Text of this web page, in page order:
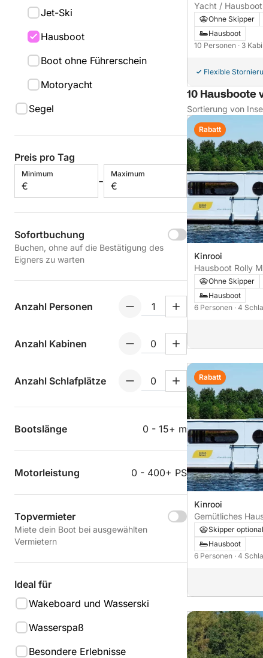
Jet-Ski
Hausboot
Boot ohne Führerschein
Motoryacht
Segel
Preis pro Tag
Minimum
€ -
Maximum
€
Sofortbuchung
Buchen, ohne auf die Bestätigung des
Eigners zu warten
Anzahl Personen
Anzahl Kabinen
Anzahl Schlafplätze
Bootslänge 0 - 15+ m
Motorleistung 0 - 400+ PS
Topvermieter
Miete dein Boot bei ausgewählten
Vermietern
Ideal für
Wakeboard und Wasserski
Wasserspaß
Besondere Erlebnisse
Yacht /
""
Ohne Skipper
Hausboot
10 Personen · 3
Flexible
10 Hausboote
Sortierung von
Kinrooi
Hausboot Rolly
Ohne Skipper
Hausboot
6 Personen · 4
Rabatt
Kinrooi
Gemütliches
Niederlande/
Skipper optional
Hausboot
6 Personen · 4
Rabatt